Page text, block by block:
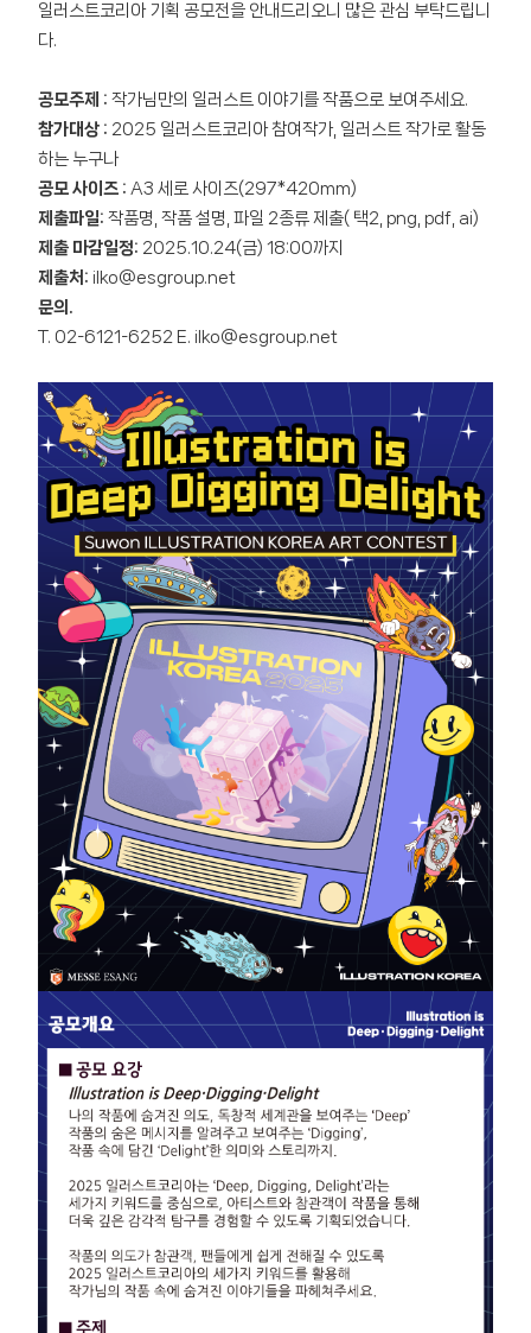
일러스트코리아 기획 공모전을 안내드리오니 많은 관심 부탁드립니
다.
공모주제 : 작가님만의 일러스트 이야기를 작품으로 보여주세요.
참가대상 : 2025 일러스트코리아 참여작가, 일러스트 작가로 활동
하는 누구나
공모 사이즈 : A3 세로 사이즈(297*420mm)
제출파일: 작품명, 작품 설명, 파일 2종류 제출( 택2, png, pdf, ai)
제출 마감일정: 2025.10.24(금) 18:00까지
제출처: ilko@esgroup.net
문의.
T. 02-6121-6252 E. ilko@esgroup.net